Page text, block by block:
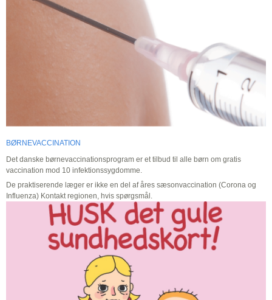
BØRNEVACCINATION
Det danske børnevaccinationsprogram er et tilbud til alle børn om gratis
vaccination mod 10 infektionssygdomme.
De praktiserende læger er ikke en del af åres sæsonvaccination (Corona og
Influenza) Kontakt regionen, hvis spørgsmål.